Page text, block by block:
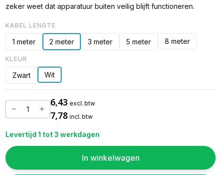
zeker weet dat apparatuur buiten veilig blijft functioneren.
KABEL LENGTE
1 meter 2 meter 3 meter 5 meter 8 meter
KLEUR
Zwart Wit
6,43 excl. btw
7,78 incl. btw
Levertijd 1 tot 3 werkdagen
In winkelwagen